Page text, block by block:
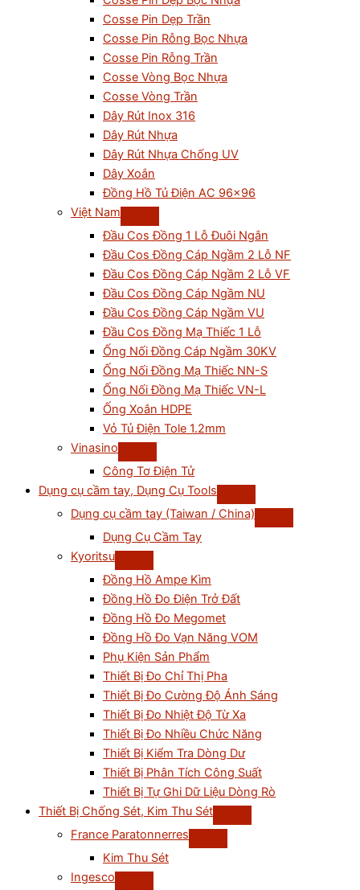
Cosse Pin Dẹp Trần
Cosse Pin Rỗng Bọc Nhựa
Cosse Pin Rỗng Trần
Cosse Vòng Bọc Nhựa
Cosse Vòng Trần
Dây Rút Inox 316
Dây Rút Nhựa
Dây Rút Nhựa Chống UV
Dây Xoắn
Đồng Hồ Tủ Điện AC 96×96
Việt Nam
Đầu Cos Đồng 1 Lỗ Đuôi Ngắn
Đầu Cos Đồng Cáp Ngầm 2 Lỗ NF
Đầu Cos Đồng Cáp Ngầm 2 Lỗ VF
Đầu Cos Đồng Cáp Ngầm NU
Đầu Cos Đồng Cáp Ngầm VU
Đầu Cos Đồng Mạ Thiếc 1 Lỗ
Ống Nối Đồng Cáp Ngầm 30KV
Ống Nối Đồng Mạ Thiếc NN-S
Ống Nối Đồng Mạ Thiếc VN-L
Ống Xoắn HDPE
Vỏ Tủ Điện Tole 1.2mm
Vinasino
Công Tơ Điện Tử
Dụng cụ cầm tay, Dụng Cụ Tools
Dụng cụ cầm tay (Taiwan / China)
Dụng Cụ Cầm Tay
Kyoritsu
Đồng Hồ Ampe Kìm
Đồng Hồ Đo Điện Trở Đất
Đồng Hồ Đo Megomet
Đồng Hồ Đo Vạn Năng VOM
Phụ Kiện Sản Phẩm
Thiết Bị Đo Chỉ Thị Pha
Thiết Bị Đo Cường Độ Ánh Sáng
Thiết Bị Đo Nhiệt Độ Từ Xa
Thiết Bị Đo Nhiều Chức Năng
Thiết Bị Kiểm Tra Dòng Dư
Thiết Bị Phân Tích Công Suất
Thiết Bị Tự Ghi Dữ Liệu Dòng Rò
Thiết Bị Chống Sét, Kim Thu Sét
France Paratonnerres
Kim Thu Sét
Ingesco